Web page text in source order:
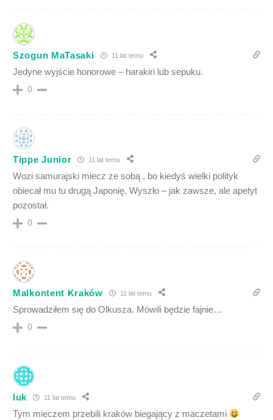
Szogun MaTasaki 11 lat temu
Jedyne wyjście honorowe – harakiri lub sepuku.
0
Tippe Junior 11 lat temu
Wozi samurajski miecz ze sobą , bo kiedyś wielki polityk
obiecał mu tu drugą Japonię. Wyszło – jak zawsze, ale apetyt
pozostał.
0
Malkontent Kraków 11 lat temu
Sprowadziłem się do Olkusza. Mówili będzie fajnie…
0
luk 11 lat temu
Tym mieczem przebili kraków biegający z maczetami